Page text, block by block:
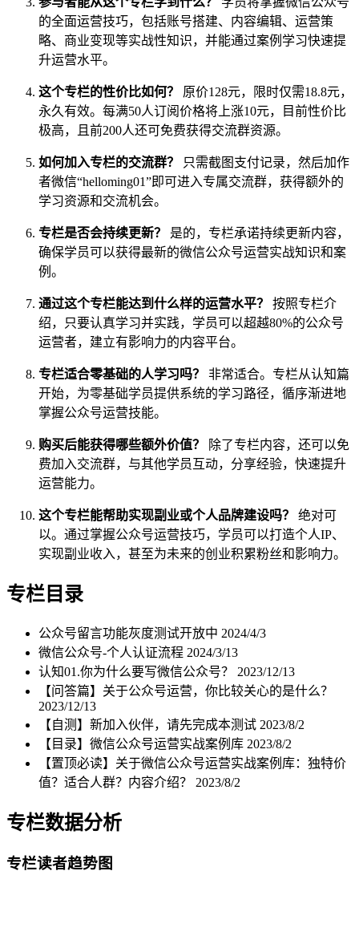
的全面运营技巧，包括账号搭建、内容编辑、运营策
略、商业变现等实战性知识，并能通过案例学习快速提
升运营水平。
这个专栏的性价比如何？
原价128元，限时仅需18.8元，
永久有效。每满50人订阅价格将上涨10元，目前性价比
极高，且前200人还可免费获得交流群资源。
如何加入专栏的交流群？
只需截图支付记录，然后加作
者微信“helloming01”即可进入专属交流群，获得额外的
学习资源和交流机会。
专栏是否会持续更新？
是的，专栏承诺持续更新内容，
确保学员可以获得最新的微信公众号运营实战知识和案
例。
通过这个专栏能达到什么样的运营水平？
按照专栏介
绍，只要认真学习并实践，学员可以超越80%的公众号
运营者，建立有影响力的内容平台。
专栏适合零基础的人学习吗？
非常适合。专栏从认知篇
开始，为零基础学员提供系统的学习路径，循序渐进地
掌握公众号运营技能。
购买后能获得哪些额外价值？
除了专栏内容，还可以免
费加入交流群，与其他学员互动，分享经验，快速提升
运营能力。
这个专栏能帮助实现副业或个人品牌建设吗？
绝对可
以。通过掌握公众号运营技巧，学员可以打造个人IP、
实现副业收入，甚至为未来的创业积累粉丝和影响力。
专栏目录
公众号留言功能灰度测试开放中 2024/4/3
微信公众号-个人认证流程 2024/3/13
认知01.你为什么要写微信公众号？ 2023/12/13
【问答篇】关于公众号运营，你比较关心的是什么？
2023/12/13
【自测】新加入伙伴，请先完成本测试 2023/8/2
【目录】微信公众号运营实战案例库 2023/8/2
【置顶必读】关于微信公众号运营实战案例库：独特价
值？适合人群？内容介绍？ 2023/8/2
专栏数据分析
专栏读者趋势图